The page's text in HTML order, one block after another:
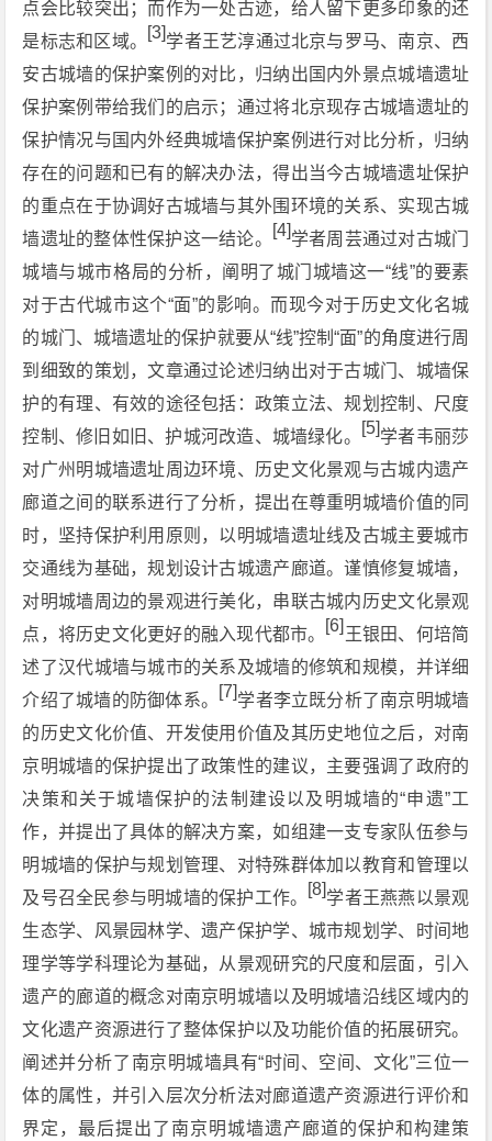
点会比较突出；而作为一处古迹，给人留下更多印象的还
是标志和区域。
[3]学者王艺淳通过北京与罗马、南京、西
安古城墙的保护案例的对比，归纳出国内外景点城墙遗址
保护案例带给我们的启示；通过将北京现存古城墙遗址的
保护情况与国内外经典城墙保护案例进行对比分析，归纳
存在的问题和已有的解决办法，得出当今古城墙遗址保护
的重点在于协调好古城墙与其外围环境的关系、实现古城
墙遗址的整体性保护这一结论。
[4]学者周芸通过对古城门
城墙与城市格局的分析，阐明了城门城墙这一“线”的要素
对于古代城市这个“面”的影响。而现今对于历史文化名城
的城门、城墙遗址的保护就要从“线”控制“面”的角度进行周
到细致的策划，文章通过论述归纳出对于古城门、城墙保
护的有理、有效的途径包括：政策立法、规划控制、尺度
控制、修旧如旧、护城河改造、城墙绿化。
[5]学者韦丽莎
对广州明城墙遗址周边环境、历史文化景观与古城内遗产
廊道之间的联系进行了分析，提出在尊重明城墙价值的同
时，坚持保护利用原则，以明城墙遗址线及古城主要城市
交通线为基础，规划设计古城遗产廊道。谨慎修复城墙，
对明城墙周边的景观进行美化，串联古城内历史文化景观
点，将历史文化更好的融入现代都市。 [6] 王银田、何培简
述了汉代城墙与城市的关系及城墙的修筑和规模，并详细
介绍了城墙的防御体系。
[7]学者李立既分析了南京明城墙
的历史文化价值、开发使用价值及其历史地位之后，对南
京明城墙的保护提出了政策性的建议，主要强调了政府的
决策和关于城墙保护的法制建设以及明城墙的“申遗”工
作，并提出了具体的解决方案，如组建一支专家队伍参与
明城墙的保护与规划管理、对特殊群体加以教育和管理以
及号召全民参与明城墙的保护工作。
[8]学者王燕燕以景观
生态学、风景园林学、遗产保护学、城市规划学、时间地
理学等学科理论为基础，从景观研究的尺度和层面，引入
遗产的廊道的概念对南京明城墙以及明城墙沿线区域内的
文化遗产资源进行了整体保护以及功能价值的拓展研究。
阐述并分析了南京明城墙具有“时间、空间、文化”三位一
体的属性，并引入层次分析法对廊道遗产资源进行评价和
界定，最后提出了南京明城墙遗产廊道的保护和构建策